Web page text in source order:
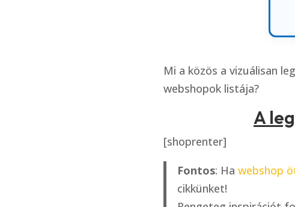
Mi a közös a vizuálisan
webshopok listája?
A
[shoprenter]
Fontos: Ha webshop
cikkünket!